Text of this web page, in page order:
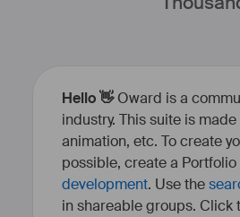
Hello 👋Oward is a
industry. This suite is
animation, etc. To create
possible, create a Portfolio
development. Use the
in shareable groups. Click